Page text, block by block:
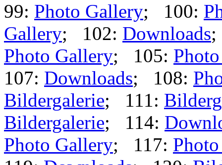
99: Photo Gallery; 100:
Gallery; 102: Downloads
Photo Gallery; 105:
107: Downloads; 108:
Bildergalerie; 111:
Bildergalerie; 114:
Photo Gallery; 117: